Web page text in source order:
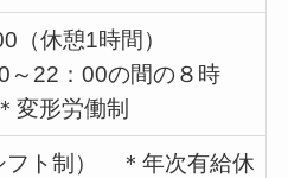
（休憩1時間）
22：00の間の８時
労働制
フト制） ＊年次有給休